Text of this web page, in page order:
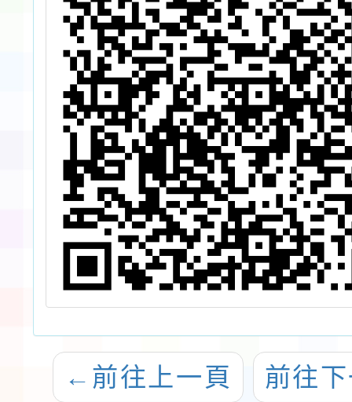
伴」
讀好
← 前往上一頁 前往